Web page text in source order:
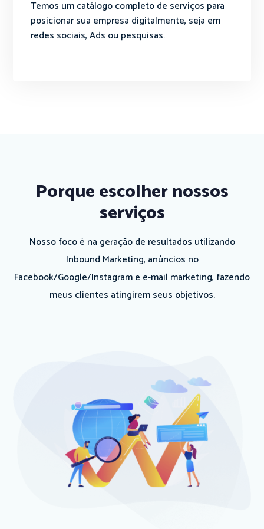
Temos um catálogo completo de serviços para
posicionar sua empresa digitalmente, seja em
redes sociais, Ads ou pesquisas.
Porque escolher nossos
serviços
Nosso foco é na geração de resultados utilizando
Inbound Marketing, anúncios no
Facebook/Google/Instagram e e-mail marketing, fazendo
meus clientes atingirem seus objetivos.